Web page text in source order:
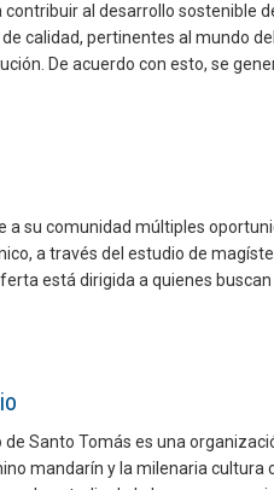
contribuir al desarrollo sostenible
calidad, pertinentes al mundo
De acuerdo con esto, se
a su comunidad múltiples
a través del estudio de
está dirigida a quienes buscan
de Santo Tomás es una
mandarín y la milenaria cultura